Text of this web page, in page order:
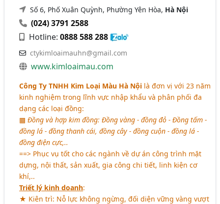
Số 6, Phố Xuân Quỳnh, Phường Yên Hòa, Hà Nội
(024) 3791 2588
Hotline:0888 588 288
ctykimloaimauhn@gmail.com
www.kimloaimau.com
Công Ty TNHH Kim Loại Màu Hà Nội là đơn vị với 23 năm
kinh nghiệm trong lĩnh vực nhập khẩu và phân phối đa
dạng các loại đồng:
▩Đồng và hợp kim đồng: Đồng vàng - đồng đỏ - Đồng tấm -
đồng lá - đồng thanh cái, đồng cây - đồng cuộn - đồng lá -
đồng điện cực,..
==> Phục vụ tốt cho các ngành về dự án công trình mặt
dựng, nội thất, sản xuất, gia công chi tiết, linh kiện cơ
khí,..
Triết lý kinh doanh:
★ Kiên trì: Nỗ lực không ngừng, đối diện vững vàng vượt